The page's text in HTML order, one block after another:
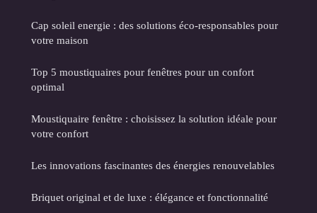
Cap soleil energie : des solutions éco-responsables pour
votre maison
Top 5 moustiquaires pour fenêtres pour un confort
optimal
Moustiquaire fenêtre : choisissez la solution idéale pour
votre confort
Les innovations fascinantes des énergies renouvelables
Briquet original et de luxe : élégance et fonctionnalité